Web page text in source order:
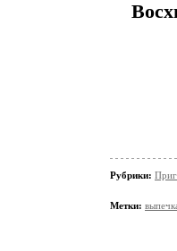
Рубрики:
Метки: